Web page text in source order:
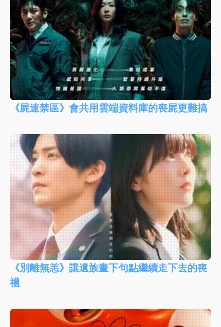
《屍速禁區》會共用雲端資料庫的喪屍更難搞
《別離無恙》讓遺族畫下句點繼續走下去的喪
禮